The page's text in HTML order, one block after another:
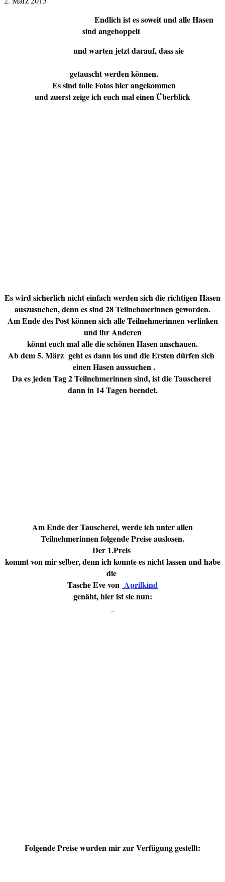
Endlich ist es soweit und alle Hasen
sind angehoppelt
und warten jetzt darauf, dass sie
getauscht werden können.
Es sind tolle Fotos hier angekommen
und zuerst zeige ich euch mal einen Überblick
Es wird sicherlich nicht einfach werden sich die richtigen Hasen
auszusuchen, denn es sind 28 Teilnehmerinnen geworden.
Am Ende des Post können sich alle Teilnehmerinnen verlinken
und ihr Anderen
könnt euch mal alle die schönen Hasen anschauen.
Ab dem 5. März geht es dann los und die Ersten dürfen sich
einen Hasen aussuchen .
Da es jeden Tag 2 Teilnehmerinnen sind, ist die Tauscherei
dann in 14 Tagen beendet.
Am Ende der Tauscherei, werde ich unter allen
Teilnehmerinnen folgende Preise auslosen.
Der 1.Preis
kommt von mir selber, denn ich konnte es nicht lassen und habe
die
Tasche Eve von Aprilkind
genäht, hier ist sie nun:
Folgende Preise wurden mir zur Verfügung gestellt: